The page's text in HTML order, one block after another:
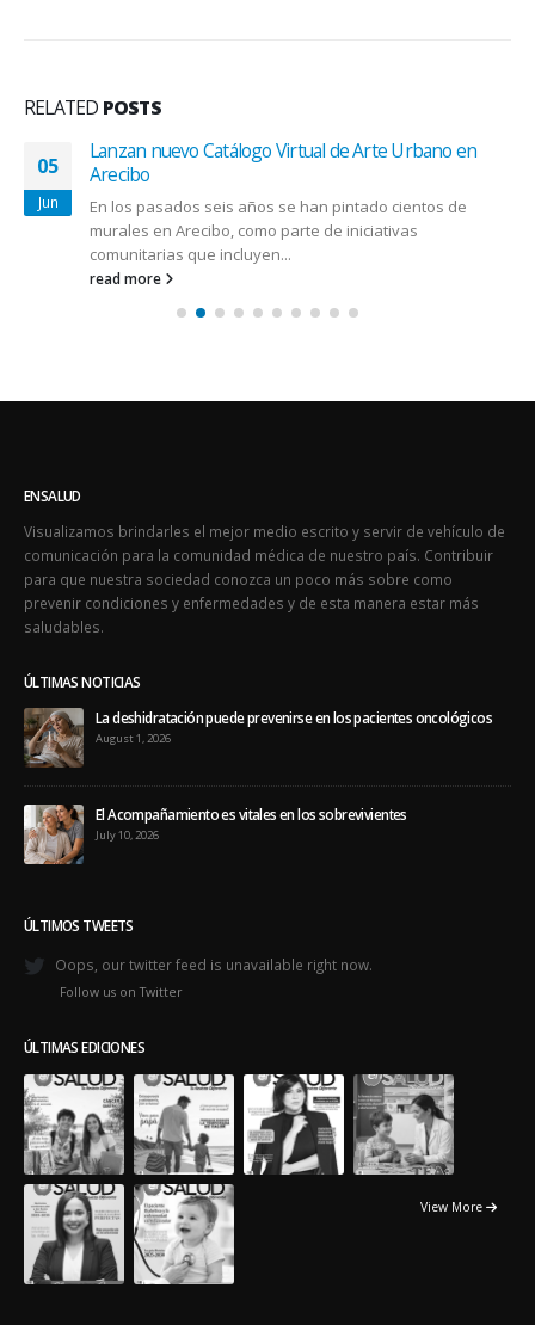
RELATED POSTS
05
Jun
Lanzan nuevo Catálogo Virtual de Arte Urbano en
Arecibo
En los pasados seis años se han pintado cientos de
murales en Arecibo, como parte de iniciativas
comunitarias que incluyen...
read more
ENSALUD
Visualizamos brindarles el mejor medio escrito y servir de vehículo de
comunicación para la comunidad médica de nuestro país. Contribuir
para que nuestra sociedad conozca un poco más sobre como
prevenir condiciones y enfermedades y de esta manera estar más
saludables.
ÚLTIMAS NOTICIAS
La deshidratación puede prevenirse en los pacientes oncológicos
August 1, 2026
El Acompañamiento es vitales en los sobrevivientes
July 10, 2026
ÚLTIMOS TWEETS
Oops, our twitter feed is unavailable right now.
Follow us on Twitter
ÚLTIMAS EDICIONES
View More